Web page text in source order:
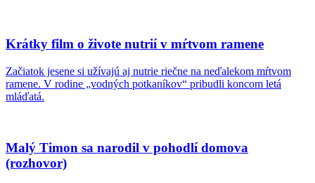
Krátky film o živote nutrií v mŕtvom ramene
Začiatok jesene si užívajú aj nutrie riečne na neďalekom mŕtvom
ramene. V rodine „vodných potkaníkov“ pribudli koncom letá
mláďatá.
Malý Timon sa narodil v pohodlí domova
(rozhovor)